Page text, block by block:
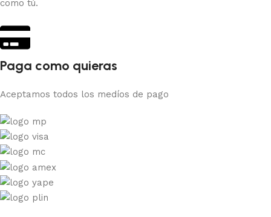
como tú.
Paga como quieras
Aceptamos todos los medíos de pago